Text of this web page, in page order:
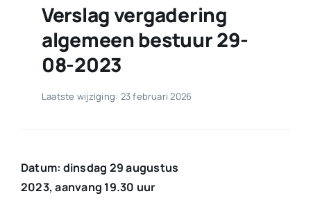
Verslag vergadering
algemeen bestuur 29-
08-2023
Laatste wijziging: 23 februari 2026
Datum: dinsdag 29 augustus
2023, aanvang 19.30 uur